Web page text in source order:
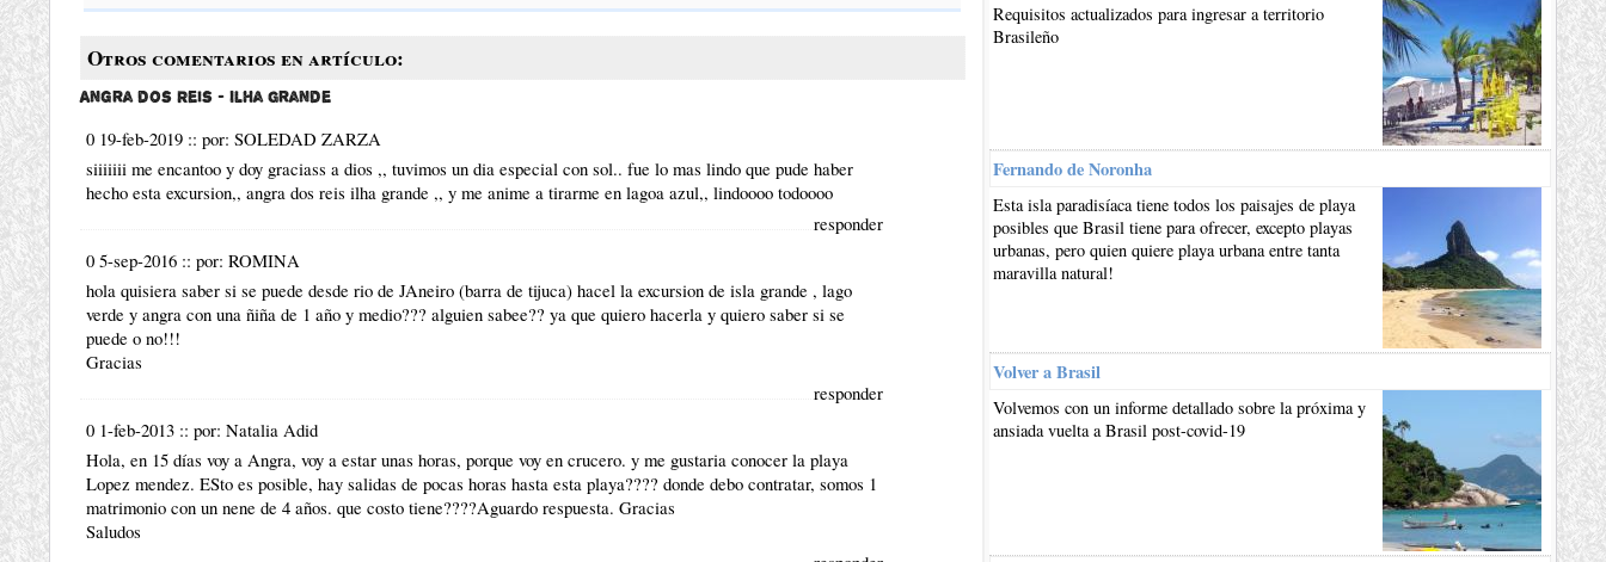
Otros comentarios en artículo:
Angra dos Reis - Ilha Grande
0 19-feb-2019 :: por: SOLEDAD ZARZA
siiiiiii me encantoo y doy graciass a dios ,, tuvimos un dia especial con sol.. fue lo mas lindo que pude haber
hecho esta excursion,, angra dos reis ilha grande ,, y me anime a tirarme en lagoa azul,, lindoooo todoooo
responder
0 5-sep-2016 :: por: ROMINA
hola quisiera saber si se puede desde rio de JAneiro (barra de tijuca) hacel la excursion de isla grande , lago
verde y angra con una ñiña de 1 año y medio??? alguien sabee?? ya que quiero hacerla y quiero saber si se
puede o no!!!
Gracias
responder
0 1-feb-2013 :: por: Natalia Adid
Hola, en 15 días voy a Angra, voy a estar unas horas, porque voy en crucero. y me gustaria conocer la playa
Lopez mendez. ESto es posible, hay salidas de pocas horas hasta esta playa???? donde debo contratar, somos 1
matrimonio con un nene de 4 años. que costo tiene????Aguardo respuesta. Gracias
Saludos
Requisitos actualizados para ingresar a territorio
Brasileño
Fernando de Noronha
Esta isla paradisíaca tiene todos los paisajes de playa
posibles que Brasil tiene para ofrecer, excepto playas
urbanas, pero quien quiere playa urbana entre tanta
maravilla natural!
Volver a Brasil
Volvemos con un informe detallado sobre la próxima y
ansiada vuelta a Brasil post-covid-19